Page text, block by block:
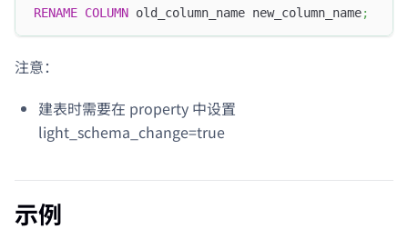
RENAME COLUMN old_column_name new_column_name;
注意：
建表时需要在 property 中设置
light_schema_change=true
示例